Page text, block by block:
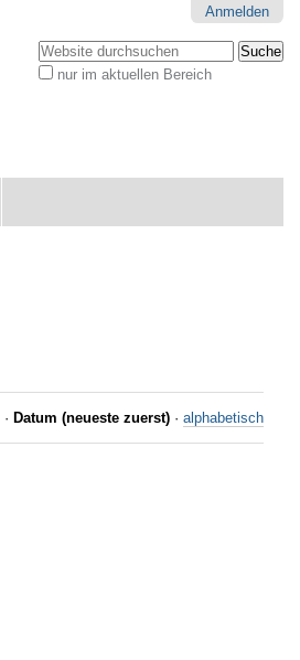
Anmelden
Website durchsuchen
nur im aktuellen Bereich
· Datum (neueste zuerst) · alphabetisch